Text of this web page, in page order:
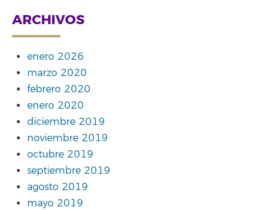
ARCHIVOS
enero 2026
marzo 2020
febrero 2020
enero 2020
diciembre 2019
noviembre 2019
octubre 2019
septiembre 2019
agosto 2019
mayo 2019